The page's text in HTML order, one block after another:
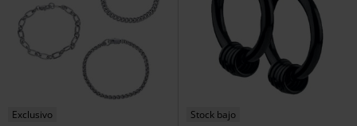
Exclusivo
Stock bajo